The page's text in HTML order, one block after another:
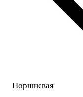
Поршневая